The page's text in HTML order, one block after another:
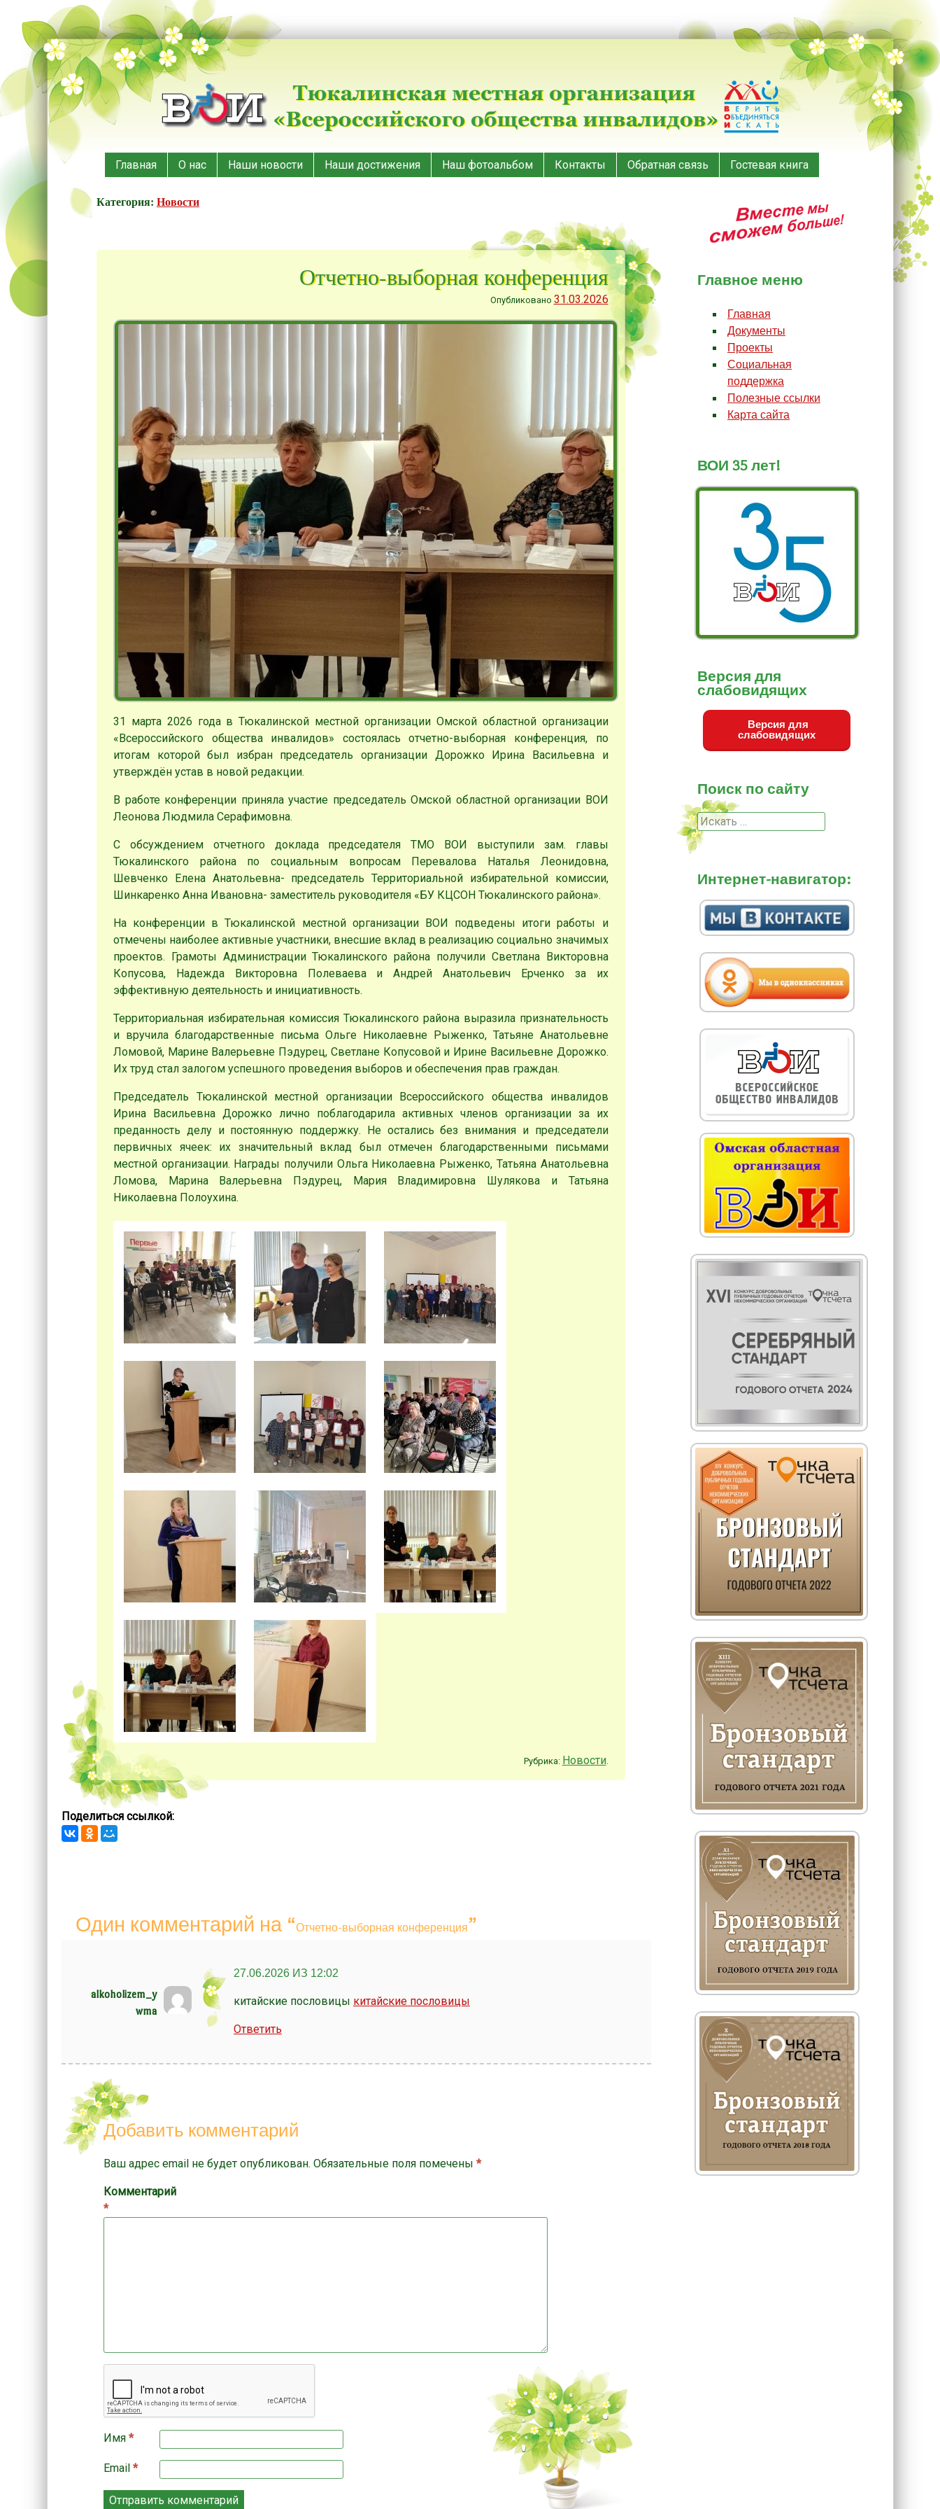
Меню
Наверх
Главная О нас Наши новости Наши достижения Наш фотоальбом Контакты Обратная связь Гостевая книга
Категория: Новости
Отчетно-выборная конференция
Опубликовано 31.03.2026
31 марта 2026 года в Тюкалинской местной организации Омской областной организации
«Всероссийского общества инвалидов» состоялась отчетно-выборная конференция, по
итогам которой был избран председатель организации Дорожко Ирина Васильевна и
утверждён устав в новой редакции.
В работе конференции приняла участие председатель Омской областной организации ВОИ
Леонова Людмила Серафимовна.
С обсуждением отчетного доклада председателя ТМО ВОИ выступили зам. главы
Тюкалинского района по социальным вопросам Перевалова Наталья Леонидовна,
Шевченко Елена Анатольевна- председатель Территориальной избирательной комиссии,
Шинкаренко Анна Ивановна- заместитель руководителя «БУ КЦСОН Тюкалинского района».
На конференции в Тюкалинской местной организации ВОИ подведены итоги работы и
отмечены наиболее активные участники, внесшие вклад в реализацию социально значимых
проектов. Грамоты Администрации Тюкалинского района получили Светлана Викторовна
Копусова, Надежда Викторовна Полеваева и Андрей Анатольевич Ерченко за их
эффективную деятельность и инициативность.
Территориальная избирательная комиссия Тюкалинского района выразила признательность
и вручила благодарственные письма Ольге Николаевне Рыженко, Татьяне Анатольевне
Ломовой, Марине Валерьевне Пэдурец, Светлане Копусовой и Ирине Васильевне Дорожко.
Их труд стал залогом успешного проведения выборов и обеспечения прав граждан.
Председатель Тюкалинской местной организации Всероссийского общества инвалидов
Ирина Васильевна Дорожко лично поблагодарила активных членов организации за их
преданность делу и постоянную поддержку. Не остались без внимания и председатели
первичных ячеек: их значительный вклад был отмечен благодарственными письмами
местной организации. Награды получили Ольга Николаевна Рыженко, Татьяна Анатольевна
Ломова, Марина Валерьевна Пэдурец, Мария Владимировна Шулякова и Татьяна
Николаевна Полоухина.
Рубрика: Новости.
Поделиться ссылкой:
Один комментарий на “Отчетно-выборная конференция”
alkoholizem_y
wma
27.06.2026 ИЗ 12:02
китайские пословицы китайские пословицы
Ответить
Добавить комментарий
Ваш адрес email не будет опубликован. Обязательные поля помечены *
Комментарий
*
Имя *
Email *
Главное меню
Главная
Документы
Проекты
Социальная
поддержка
Полезные ссылки
Карта сайта
ВОИ 35 лет!
Версия для
слабовидящих
Версия для
слабовидящих
Поиск по сайту
Поиск
Интернет-навигатор: